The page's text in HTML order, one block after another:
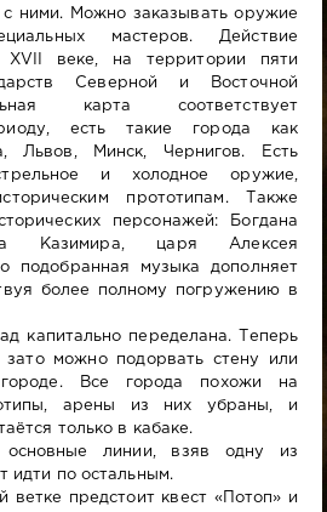
с ними. Можно заказывать оружие
мастеров. Действие
XVII веке, на территории пяти
Северной и Восточной
карта соответствует
есть такие города как
Львов, Минск, Чернигов. Есть
и холодное оружие,
прототипам. Также
персонажей: Богдана
Казимира, царя Алексея
подобранная музыка дополняет
более полному погружению в
капитально переделана. Теперь
можно подорвать стену или
Все города похожи на
арены из них убраны, и
только в кабаке.
линии, взяв одну из
идти по остальным.
ветке предстоит квест «Потоп» и